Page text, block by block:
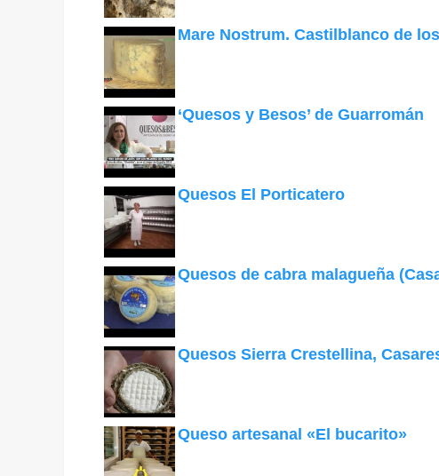
Mare Nostrum. Castilblanco de
‘Quesos y Besos’ de Guarromán
Quesos El Porticatero
Quesos de cabra malagueña
Quesos Sierra Crestellina,
Queso artesanal «El bucarito»